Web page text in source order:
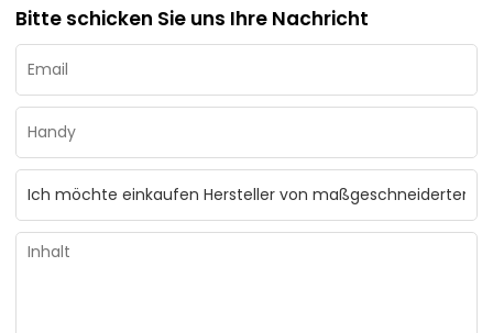
Bitte schicken Sie uns Ihre Nachricht